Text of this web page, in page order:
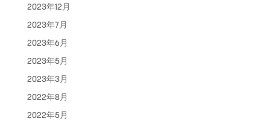
2023年12月
2023年7月
2023年6月
2023年5月
2023年3月
2022年8月
2022年5月